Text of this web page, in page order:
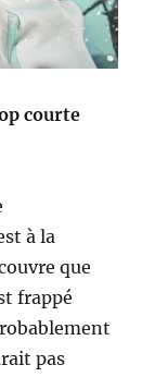
courte
à la
que
frappé
pas